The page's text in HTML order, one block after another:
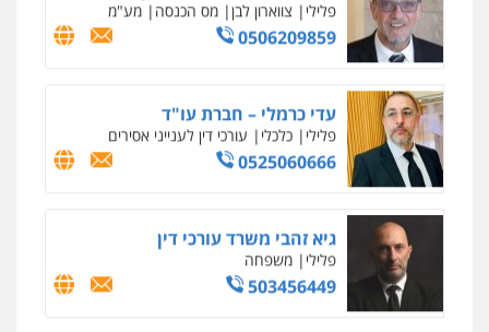
0506209859
עדי כרמלי – חברת עו"ד
פלילי כלכלי עורכי דין לענייני אסירים
0525060666
גיא זהבי משרד עורכי דין
פלילי משפחה
503456449